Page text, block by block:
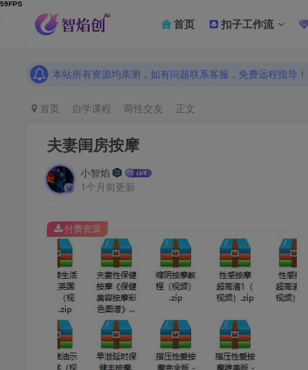
首页 扣子工作流
本站所有资源均亲测，如有问题联系客服，免费远程指导！
本站所有资源均亲测，如有问题联系客服，免费远程指导！
首页 自学课程 两性交友 正文
夫妻闺房按摩
小智焰
1个月前更新
付费资源